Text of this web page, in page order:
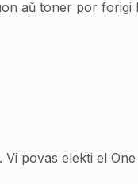
aŭ toner por forigi
povas elekti el